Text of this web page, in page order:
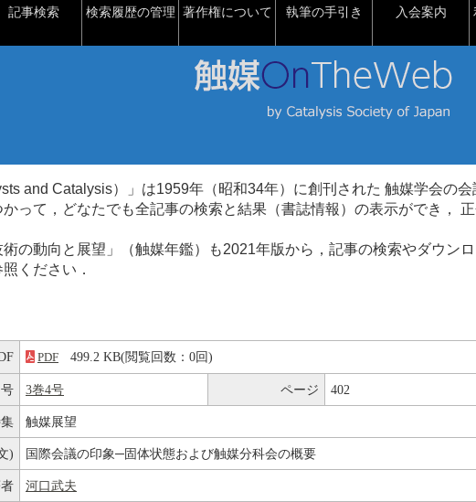
記事検索 検索履歴の管理 著作権について 執筆の手引き 入会案内
and Catalysis）」は1959年（昭和34年）に創刊された 触媒学会の会
かって，どなたでも全記事の検索と結果（書誌情報）の表示ができ，
術の動向と展望」（触媒年鑑）も2021年版から，記事の検索やダウン
ください．
PDF 499.2 KB(閲覧回数：0回)
3巻4号 ページ 402
触媒展望
) 国際会議の印象─固体状態および触媒分科会の概要
河口武夫